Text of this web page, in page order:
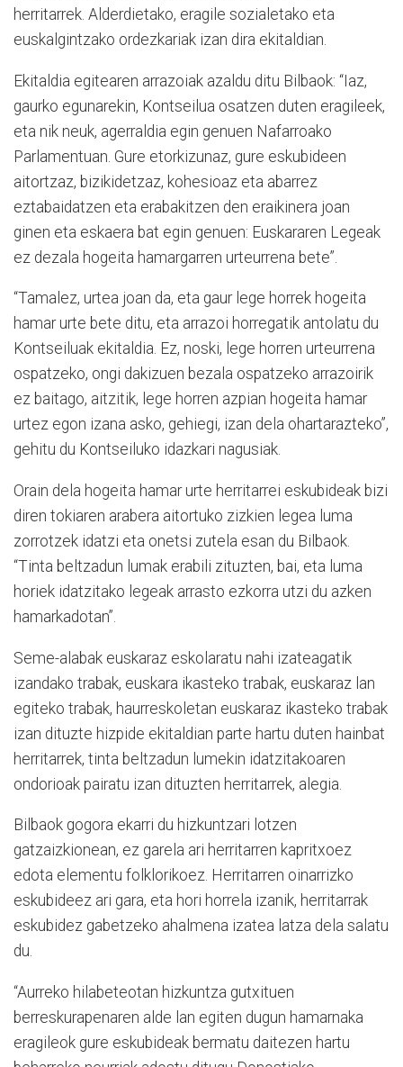
herritarrek. Alderdietako, eragile sozialetako eta
euskalgintzako ordezkariak izan dira ekitaldian.
Ekitaldia egitearen arrazoiak azaldu ditu Bilbaok: “Iaz,
gaurko egunarekin, Kontseilua osatzen duten eragileek,
eta nik neuk, agerraldia egin genuen Nafarroako
Parlamentuan. Gure etorkizunaz, gure eskubideen
aitortzaz, bizikidetzaz, kohesioaz eta abarrez
eztabaidatzen eta erabakitzen den eraikinera joan
ginen eta eskaera bat egin genuen: Euskararen Legeak
ez dezala hogeita hamargarren urteurrena bete”.
“Tamalez, urtea joan da, eta gaur lege horrek hogeita
hamar urte bete ditu, eta arrazoi horregatik antolatu du
Kontseiluak ekitaldia. Ez, noski, lege horren urteurrena
ospatzeko, ongi dakizuen bezala ospatzeko arrazoirik
ez baitago, aitzitik, lege horren azpian hogeita hamar
urtez egon izana asko, gehiegi, izan dela ohartarazteko”,
gehitu du Kontseiluko idazkari nagusiak.
Orain dela hogeita hamar urte herritarrei eskubideak bizi
diren tokiaren arabera aitortuko zizkien legea luma
zorrotzek idatzi eta onetsi zutela esan du Bilbaok.
“Tinta beltzadun lumak erabili zituzten, bai, eta luma
horiek idatzitako legeak arrasto ezkorra utzi du azken
hamarkadotan”.
Seme-alabak euskaraz eskolaratu nahi izateagatik
izandako trabak, euskara ikasteko trabak, euskaraz lan
egiteko trabak, haurreskoletan euskaraz ikasteko trabak
izan dituzte hizpide ekitaldian parte hartu duten hainbat
herritarrek, tinta beltzadun lumekin idatzitakoaren
ondorioak pairatu izan dituzten herritarrek, alegia.
Bilbaok gogora ekarri du hizkuntzari lotzen
gatzaizkionean, ez garela ari herritarren kapritxoez
edota elementu folklorikoez. Herritarren oinarrizko
eskubideez ari gara, eta hori horrela izanik, herritarrak
eskubidez gabetzeko ahalmena izatea latza dela salatu
du.
“Aurreko hilabeteotan hizkuntza gutxituen
berreskurapenaren alde lan egiten dugun hamarnaka
eragileok gure eskubideak bermatu daitezen hartu